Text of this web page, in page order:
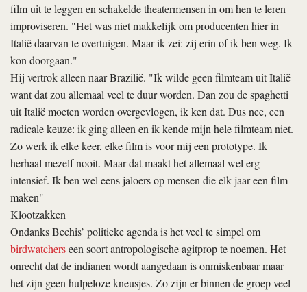
film uit te leggen en schakelde theatermensen in om hen te leren
improviseren. "Het was niet makkelijk om producenten hier in
Italië daarvan te overtuigen. Maar ik zei: zij erin of ik ben weg. Ik
kon doorgaan."
Hij vertrok alleen naar Brazilië. "Ik wilde geen filmteam uit Italië
want dat zou allemaal veel te duur worden. Dan zou de spaghetti
uit Italië moeten worden overgevlogen, ik ken dat. Dus nee, een
radicale keuze: ik ging alleen en ik kende mijn hele filmteam niet.
Zo werk ik elke keer, elke film is voor mij een prototype. Ik
herhaal mezelf nooit. Maar dat maakt het allemaal wel erg
intensief. Ik ben wel eens jaloers op mensen die elk jaar een film
maken"
Klootzakken
Ondanks Bechis’ politieke agenda is het veel te simpel om
birdwatcherseen soort antropologische agitprop te noemen. Het
onrecht dat de indianen wordt aangedaan is onmiskenbaar maar
het zijn geen hulpeloze kneusjes. Zo zijn er binnen de groep veel